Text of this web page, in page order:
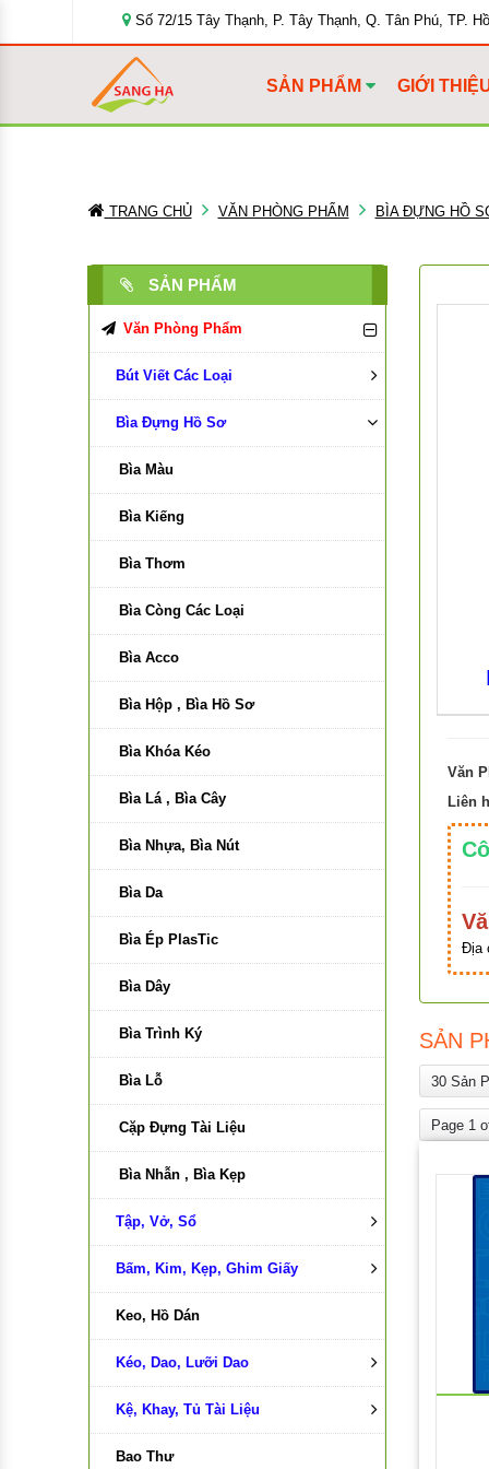
Số 72/15 Tây Thạnh, P. Tây Thạnh, Q. Tân Phú, TP.
SẢN PHẨM GIỚI
TRANG CHỦ VĂN PHÒNG PHẨM BÌA ĐỰNG HỒ
SẢN PHẨM
Văn Phòng Phẩm
Bút Viết Các Loại
Bút Bi
Bút Chì, Ruột Chì
Bút Dạ Quang, Dạ Kính
Bút Lông Bảng, Lông Dầu, Kim
Bút Xóa, Ruột Xóa, Gôm, Băng
xóa Plus
Bút Màu Nhựa
Bút Máy
Ngòi Bút Máy, Ruột Bút Bi
Bút kỹ thuật
Bìa Đựng Hồ Sơ
Bìa Màu
Bìa Kiếng
Bìa Thơm
Bìa Còng Các Loại
Bìa Acco
Bìa Hộp , Bìa Hồ Sơ
Bìa Khóa Kéo
Bìa Lá , Bìa Cây
Bìa Nhựa, Bìa Nút
Bìa Da
Bìa Ép PlasTic
Bìa Dây
Bìa Trình Ký
Bìa Lỗ
Cặp Đựng Tài Liệu
Bìa Nhẫn , Bìa Kẹp
Tập, Vở, Sổ
Tập , vở
Sổ Da
Sổ Name Card
Sổ Caro
Sổ Sách Kế Toán
Bấm, Kim, Kẹp, Ghim Giấy
Bấm Kim
Bấm Lỗ
Kim Bấm
Kẹp Bướm
Keo, Hồ Dán
Kéo, Dao, Lưỡi Dao
Kéo
Dao , Lưỡi Dao
Kệ, Khay, Tủ Tài Liệu
Kệ Viết
Bao Thư
Văn
Liên
Địa
SẢN
30 Sản
Page 1